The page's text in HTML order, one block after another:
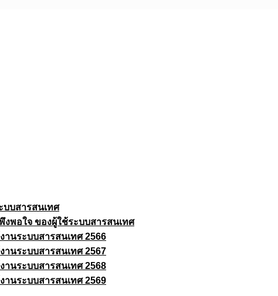
บบสารสนเทศ
งพอใจ ของผู้ใช้ระบบสารสนเทศ
านระบบสารสนเทศ 2566
านระบบสารสนเทศ 2567
านระบบสารสนเทศ 2568
านระบบสารสนเทศ 2569